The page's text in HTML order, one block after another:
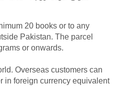
20 books or to any
Pakistan. The parcel
or onwards.
Overseas customers can
in foreign currency equivalent